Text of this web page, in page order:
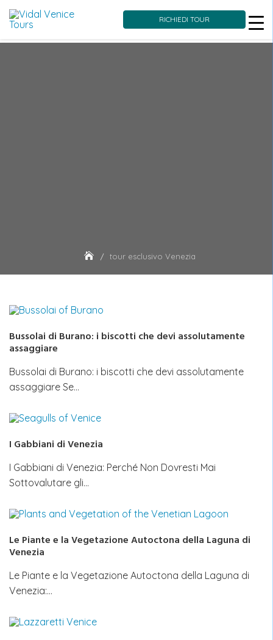
RICHIEDI TOUR
tour esclusivo Venezia
Bussolai di Burano: i biscotti che devi assolutamente
assaggiare
Bussolai di Burano: i biscotti che devi assolutamente
assaggiare Se…
I Gabbiani di Venezia
I Gabbiani di Venezia: Perché Non Dovresti Mai
Sottovalutare gli…
Le Piante e la Vegetazione Autoctona della Laguna di
Venezia
Le Piante e la Vegetazione Autoctona della Laguna di
Venezia:…